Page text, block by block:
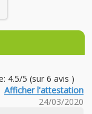
4.5/5 (sur 6 avis )
Afficher l'attestation
24/03/2020